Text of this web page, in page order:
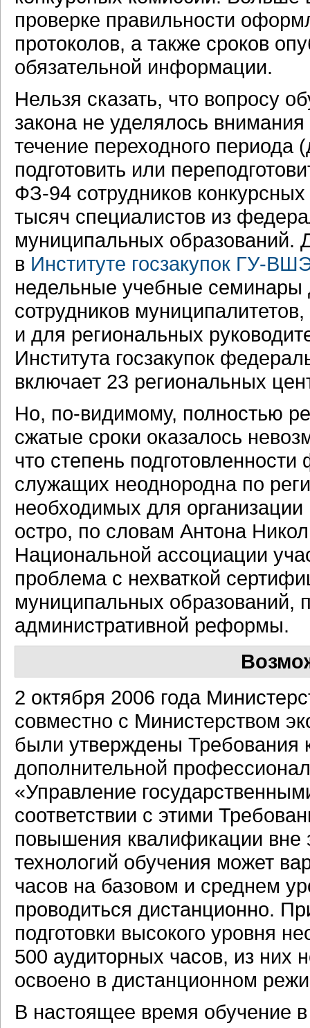
проверке правильности
протоколов, а также сроков
обязательной информации.
Нельзя сказать, что вопросу
закона не уделялось
течение переходного периода
подготовить или
ФЗ-94 сотрудников
тысяч специалистов из
муниципальных образований.
в Институте госзакупок ГУ-
недельные учебные
сотрудников
и для региональных
Института госзакупок
включает 23 региональных
Но, по-видимому, полностью
сжатые сроки оказалось
что степень
служащих неоднородна по
необходимых для
остро, по словам Антона
Национальной ассоциации
проблема с нехваткой
муниципальных образований,
административной реформы.
2 октября 2006 года
совместно с Министерством
были утверждены Требования
дополнительной
«Управление
соответствии с этими
повышения квалификации вне
технологий обучения может
часов на базовом и среднем
проводиться дистанционно.
подготовки высокого уровня
500 аудиторных часов, из них
освоено в дистанционном
В настоящее время обучение